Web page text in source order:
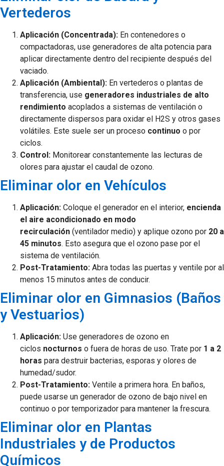
Vertederos
Aplicación (Concentrada): En contenedores o
compactadoras, use generadores de alta potencia para
aplicar directamente dentro del recipiente después del
vaciado.
Aplicación (Ambiental): En vertederos o plantas de
transferencia, use generadores industriales de alto
rendimiento acoplados a sistemas de ventilación o
directamente dispersos para oxidar el H2​S y otros gases
volátiles. Este suele ser un proceso continuo o por
ciclos.
Control: Monitorear constantemente las lecturas de
olores para ajustar el caudal de ozono.
Eliminar olor en Vehículos
Aplicación: Coloque el generador en el interior, encienda
el aire acondicionado en modo
recirculación (ventilador medio) y aplique ozono por 20 a
45 minutos. Esto asegura que el ozono pase por el
sistema de ventilación.
Post-Tratamiento: Abra todas las puertas y ventile por al
menos 15 minutos antes de conducir.
Eliminar olor en Gimnasios (Baños
y Vestuarios)
Aplicación: Use generadores de ozono en
ciclos nocturnos o fuera de horas de uso. Trate por 1 a 2
horas para destruir bacterias, esporas y olores de
humedad/sudor.
Post-Tratamiento: Ventile a primera hora. En baños,
puede usarse un generador de ozono de bajo nivel en
continuo o por temporizador para mantener la frescura.
Eliminar olor en Plantas
Industriales y de Productos
Químicos